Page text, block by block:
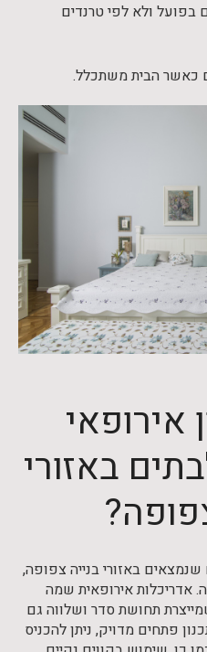
בפועל ולא לפי טרנדים
כאשר הבית משתכלל.
אירופאי
באזורי
באזורי בנייה צפופה,
אדריכלות אירופאית שמה
תחושת סדר ושלווה גם
פתחים מדויק, ניתן להכניס